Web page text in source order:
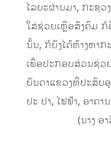
ໄລຍະຜ່ານມາ, ກະຊວ
ໃສ່ຊ່ວຍເຫຼືອສັງຄົມ
ນັ້ນ, ກໍຍັງໄດ້ຫ້າງຫາ
ເພື່ອປະກອບສ່ວນຊ່ວ
ບັນດາແຂວງທີ່ປະສົບ
ປະ ປາ, ໄຟຟ້າ, ອາຄ
(ນາງ ອ